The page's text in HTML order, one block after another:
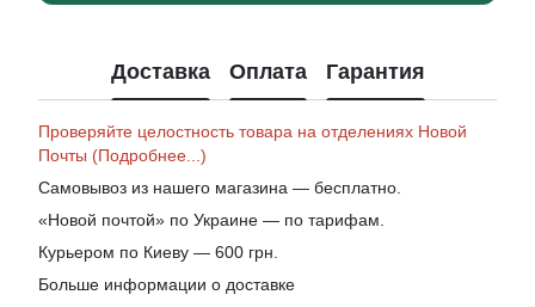
Доставка Оплата Гарантия
Проверяйте целостность товара на отделениях Новой
Почты (Подробнее...)
Самовывоз из нашего магазина — бесплатно.
«Новой почтой» по Украине — по тарифам.
Курьером по Киеву — 600 грн.
Больше информации о доставке